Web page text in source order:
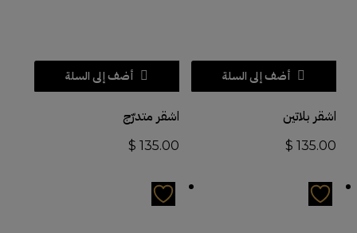
أضف إلى السلة
اشقر بلاتين
$ 135.00
أضف إلى السلة
اشقر متدرّج
$ 135.00